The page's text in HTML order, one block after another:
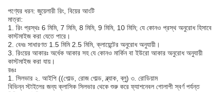
পণ্যের ধরন: জুয়েলারী রিং, বিয়ের আংটি
মাত্রা:
1. রিং প্রস্থঃ 6 মিমি, 7 মিমি, 8 মিমি, 9 মিমি, 10 মিমি; যে কোনও প্রস্থ অনুরোধ হিসাবে
কাস্টমাইজ করা যেতে পারে।
2. বেধঃ সাধারণত 1.5 মিমি 2.5 মিমি, ক্লায়েন্টের অনুরোধ অনুযায়ী।
3. রিংয়ের আকারঃ অর্ধেক আকার সহ যে কোনও মার্কিন বা ইউরো আকার অনুরোধ অনুযায়ী
কাস্টমাইজ করা যায়।
রঙঃ
1. সিলভার ২. আইপি ((গোল্ড, রোজ গোল্ড, ব্ল্যাক, ব্লু) ৩. রোডিয়াম
বিভিন্ন স্টাইলের জন্য ক্লাসিক সিলভার থেকে শুরু করে ফ্যাশনেবল গোলাপী স্বর্ণ পর্যন্ত